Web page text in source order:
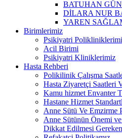
BATUHAN GÜN
DİLARA NUR
YAREN
Birimlerimiz
Psikiyatri
Acil Birimi
Psikiyatri Kliniklerimiz
Hasta Rehberi
Polikilinik Çalışma
Hasta Ziyaretçi Saatleri
Kamu hizmet Envanter
Hastane Hizmet
Anne Sütü Ve Emzirme
Anne Sütünün Önemi
Dikkat Edilmesi